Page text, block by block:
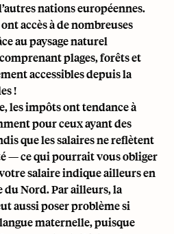
nations européennes.
accès à de nombreuses
au paysage naturel
plages, forêts et
accessibles depuis la
!
les impôts ont tendance à
pour ceux ayant des
que les salaires ne reflètent
— ce qui pourrait vous obliger
salaire indique ailleurs en
Nord. Par ailleurs, la
aussi poser problème si
langue maternelle, puisque